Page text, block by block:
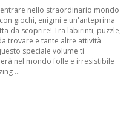
nello straordinario mondo
giochi, enigmi e un'anteprima
da scoprire! Tra labirinti, puzzle,
trovare e tante altre attività
speciale volume ti
nel mondo folle e irresistibile
...